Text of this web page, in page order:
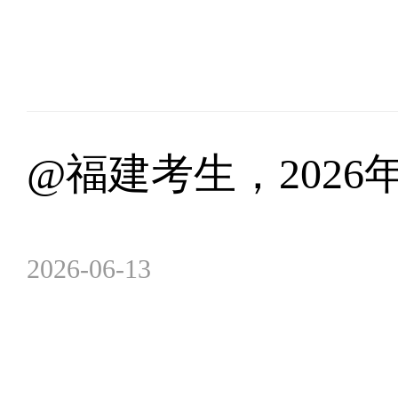
@福建考生，
2026-06-13